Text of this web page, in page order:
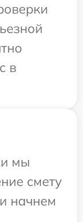
в
мы
смету
начнем